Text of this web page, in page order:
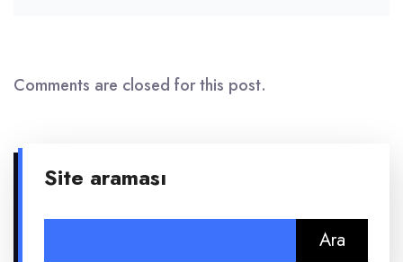
Comments are closed for this post.
Site araması